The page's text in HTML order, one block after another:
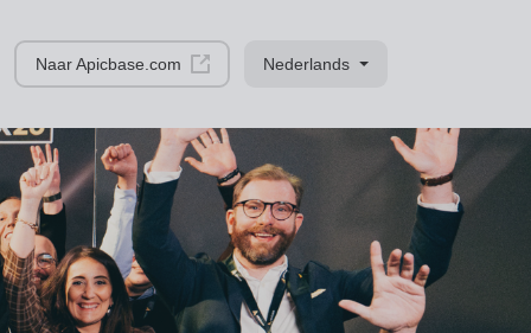
Naar Apicbase.com Nederlands